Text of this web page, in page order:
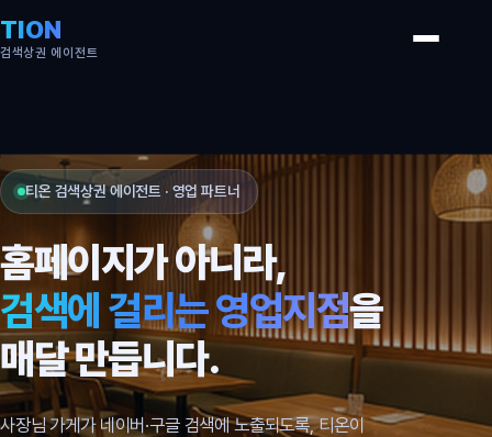
TION
검색상권 에이전트
티온 검색상권 에이전트 · 영업 파트너
홈페이지가 아니라,
검색에 걸리는 영업지점을
매달 만듭니다.
사장님 가게가 네이버·구글 검색에 노출되도록, 티온이